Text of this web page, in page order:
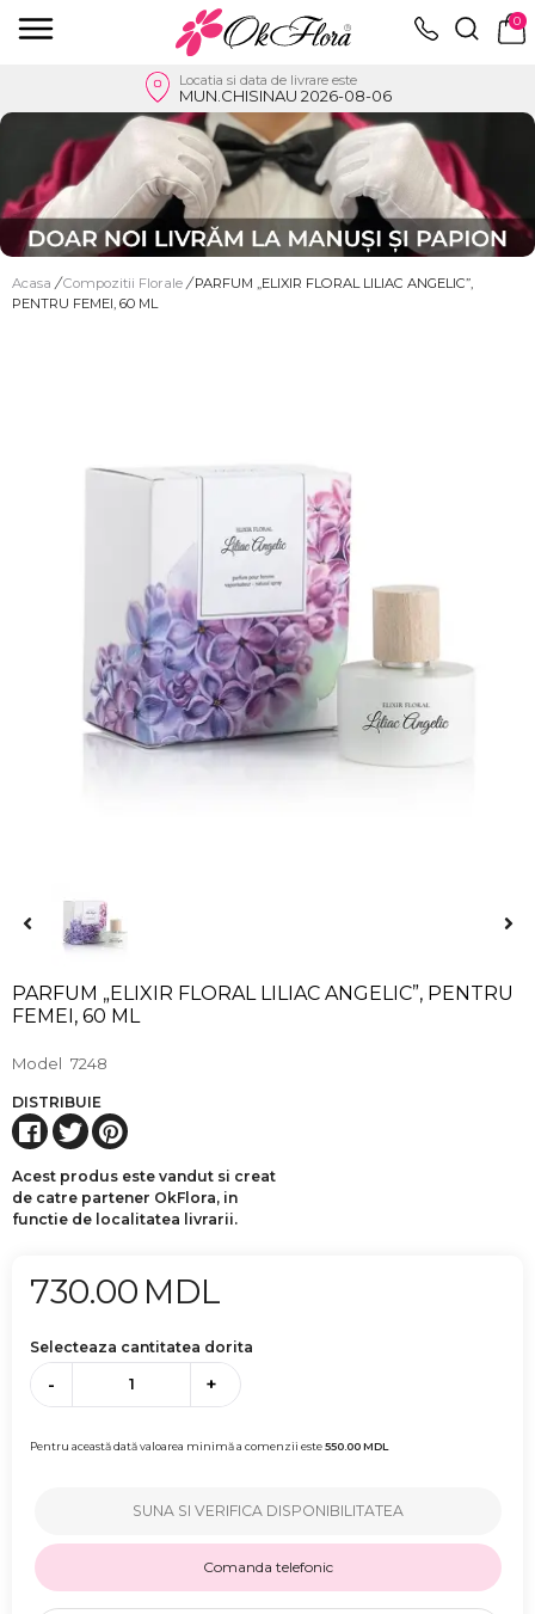
0
Locatia si data de livrare este
MUN.CHISINAU 2026-08-06
Acasa / Compozitii Florale / PARFUM „ELIXIR FLORAL LILIAC ANGELIC”,
PENTRU FEMEI, 60 ML
PARFUM „ELIXIR FLORAL LILIAC ANGELIC”, PENTRU
FEMEI, 60 ML
Model 7248
DISTRIBUIE
Acest produs este vandut si creat
de catre partener OkFlora, in
functie de localitatea livrarii.
730.00 MDL
Selecteaza cantitatea dorita
- +
Pentru această dată valoarea minimă a comenzii este550.00MDL
SUNA SI VERIFICA DISPONIBILITATEA
Comanda telefonic